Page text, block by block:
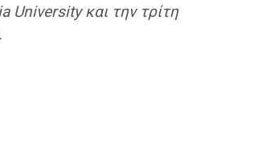
University και την τρίτη